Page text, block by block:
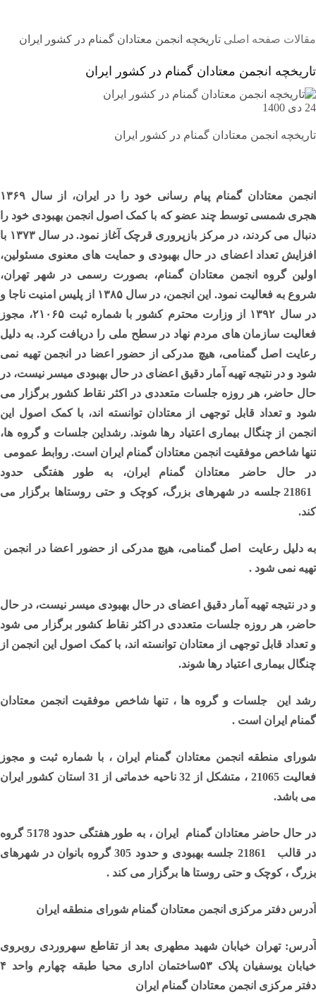
مقالات صفحه اصلی تاریخچه انجمن معتادان گمنام در کشور ایران
تاریخچه انجمن معتادان گمنام در کشور ایران
24 دی 1400
تاریخچه انجمن معتادان گمنام در کشور ایران
انجمن معتادان گمنام پیام رسانی خود را در ایران، از سال ۱۳۶۹
هجری شمسی توسط چند عضو که با کمک اصول انجمن بهبودی خود را
دنبال می کردند، در مرکز بازپروری قرچک آغاز نمود. در سال ۱۳۷۳ با
افزایش تعداد اعضای در حال بهبودی و حمایت های معنوی مسئولین،
اولین گروه انجمن معتادان گمنام، بصورت رسمی در شهر تهران،
شروع به فعالیت نمود. این انجمن، در سال ۱۳۸۵ از پلیس امنیت ناجا و
در سال ۱۳۹۲ از وزارت محترم کشور با شماره ثبت ۲۱۰۶۵، مجوز
فعالیت سازمان های مردم نهاد در سطح ملی را دریافت کرد. به دلیل
رعایت اصل گمنامی، هیچ مدرکی از حضور اعضا در انجمن تهیه نمی
شود و در نتیجه تهیه آمار دقیق اعضای در حال بهبودی میسر نیست، در
حال حاضر، هر روزه جلسات متعددی در اکثر نقاط کشور برگزار می
شود و تعداد قابل توجهی از معتادان توانسته اند، با کمک اصول این
انجمن از چنگال بیماری اعتیاد رها شوند. رشداین جلسات و گروه ها،
تنها شاخص موفقیت انجمن معتادان گمنام ایران است. روابط عمومی
در حال حاضر معتادان گمنام ایران، به طور هفتگی حدود
21861 جلسه در شهرهای بزرگ، کوچک و حتی روستاها برگزار می
کند.
به دلیل رعایت اصل گمنامی، هیچ مدرکی از حضور اعضا در انجمن
تهیه نمی شود .
و در نتیجه تهیه آمار دقیق اعضای در حال بهبودی میسر نیست، در حال
حاضر، هر روزه جلسات متعددی در اکثر نقاط کشور برگزار می شود
و تعداد قابل توجهی از معتادان توانسته اند، با کمک اصول این انجمن از
چنگال بیماری اعتیاد رها شوند.
رشد این جلسات و گروه ها ، تنها شاخص موفقیت انجمن معتادان
گمنام ایران است .
شورای منطقه انجمن معتادان گمنام ایران ، با شماره ثبت و مجوز
فعالیت 21065 ، متشکل از 32 ناحیه خدماتی از 31 استان کشور ایران
می باشد.
در حال حاضر معتادان گمنام ایران ، به طور هفتگی حدود 5178 گروه
در قالب 21861 جلسه بهبودی و حدود 305 گروه بانوان در شهرهای
بزرگ ، کوچک و حتی روستا ها برگزار می کند .
آدرس دفتر مرکزی انجمن معتادان گمنام شورای منطقه ایران
آدرس: تهران خیابان شهید مطهری بعد از تقاطع سهروردی روبروی
خیابان یوسفیان پلاک ۵۳ساختمان اداری محیا طبقه چهارم واحد ۴
دفتر مرکزی انجمن معتادان گمنام ایران